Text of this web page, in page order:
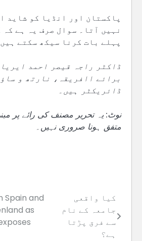
پاکستان اور انڈیا کو شاید
نہیں آتا۔ سوال صرف یہ ہے
پہلے بات کرنا سیکھ سکتے
ڈاکٹر راجہ قیصر احمد
برائے اافریقہ، نارتھ و
ڈائریکٹر ہیں۔
نوٹ: یہ تحریر مصنف کی رائے پر
متفق ہونا صروری نہیں۔
Spain and
as
کیا واقعی
جامعہ کے نام
سے فرق پڑتا
ہے؟